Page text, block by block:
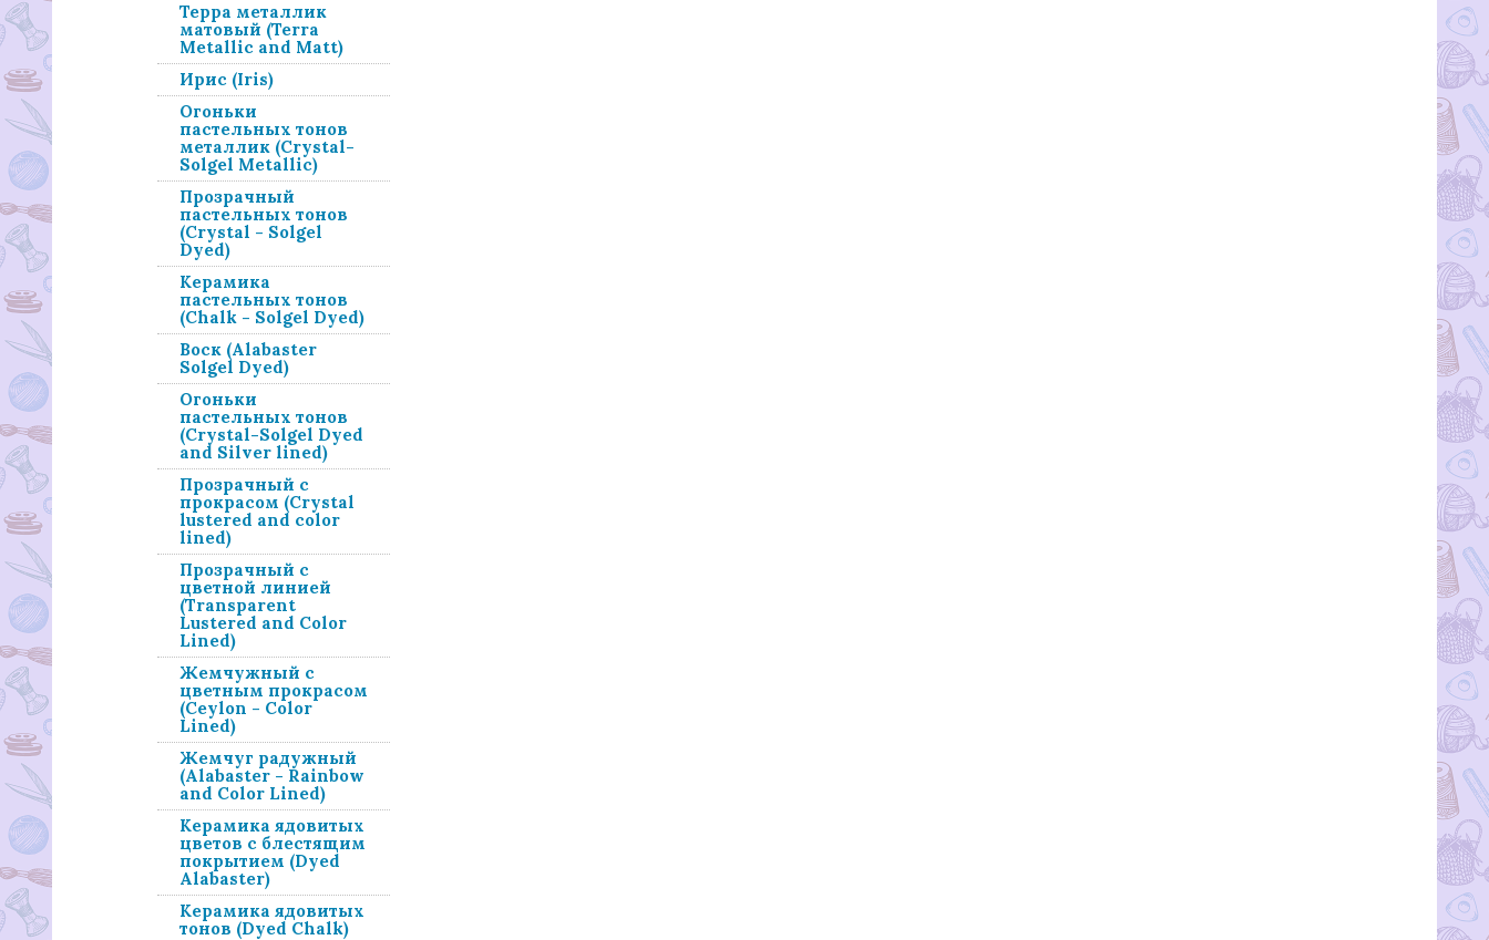
Терра металлик
матовый (Terra
Metallic and Matt)
Ирис (Iris)
Огоньки
пастельных тонов
металлик (Crystal-
Solgel Metallic)
Прозрачный
пастельных тонов
(Crystal - Solgel
Dyed)
Керамика
пастельных тонов
(Chalk - Solgel Dyed)
Воск (Alabaster
Solgel Dyed)
Огоньки
пастельных тонов
(Crystal-Solgel Dyed
and Silver lined)
Прозрачный с
прокрасом (Crystal
lustered and color
lined)
Прозрачный с
цветной линией
(Transparent
Lustered and Color
Lined)
Жемчужный с
цветным прокрасом
(Ceylon - Color
Lined)
Жемчуг радужный
(Alabaster - Rainbow
and Color Lined)
Керамика ядовитых
цветов с блестящим
покрытием (Dyed
Alabaster)
Керамика ядовитых
тонов (Dyed Chalk)